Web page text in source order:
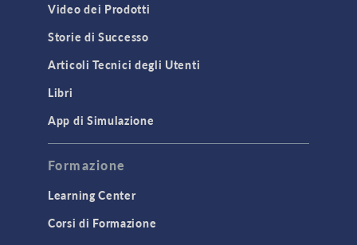
Video dei Prodotti
Storie di Successo
Articoli Tecnici degli Utenti
Libri
App di Simulazione
Formazione
Learning Center
Corsi di Formazione